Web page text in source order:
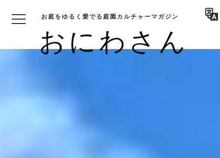
おにわさん
お庭をゆるく愛でる庭園カルチャーマガジン